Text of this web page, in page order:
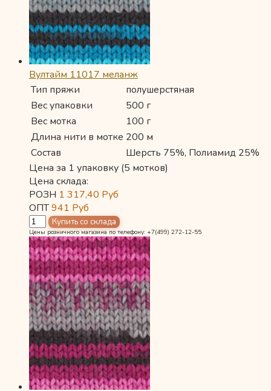
Вултайм 11017 меланж
Тип пряжи
полушерстяная
Вес упаковки
500 г
Вес мотка
100 г
Длина нити в мотке 200 м
Состав
Шерсть 75%, Полиамид 25%
Цена за 1 упаковку (5 мотков)
Цена склада:
РОЗН 1 317,40 Руб
ОПТ941 Руб
Цены розничного магазина по телефону: +7(499) 272-12-55